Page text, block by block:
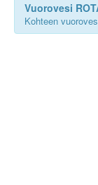
Vuorovesi
Kohteen